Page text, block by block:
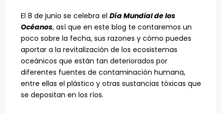
El 8 de junio se celebra el Día Mundial de los
Océanos, así que en este blog te contaremos un
poco sobre la fecha, sus razones y cómo puedes
aportar a la revitalización de los ecosistemas
oceánicos que están tan deteriorados por
diferentes fuentes de contaminación humana,
entre ellas el plástico y otras sustancias tóxicas que
se depositan en los ríos.